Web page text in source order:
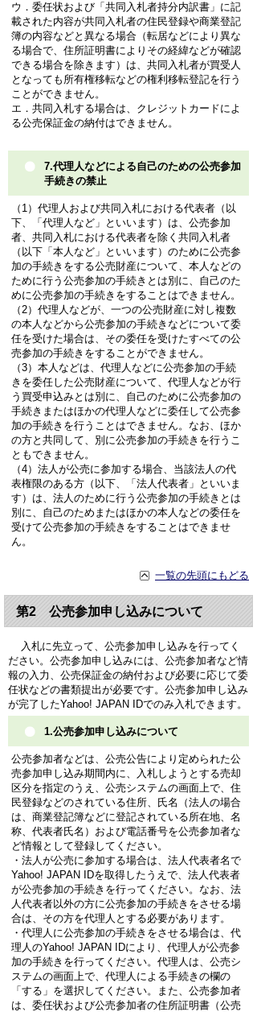
ウ．委任状および「共同入札者持分内訳書」に記
載された内容が共同入札者の住民登録や商業登記
簿の内容などと異なる場合（転居などにより異な
る場合で、住所証明書によりその経緯などが確認
できる場合を除きます）は、共同入札者が買受人
となっても所有権移転などの権利移転登記を行う
ことができません。
エ．共同入札する場合は、クレジットカードによ
る公売保証金の納付はできません。
7.代理人などによる自己のための公売参加
手続きの禁止
（1）代理人および共同入札における代表者（以
下、「代理人など」といいます）は、公売参加
者、共同入札における代表者を除く共同入札者
（以下「本人など」といいます）のために公売参
加の手続きをする公売財産について、本人などの
ために行う公売参加の手続きとは別に、自己のた
めに公売参加の手続きをすることはできません。
（2）代理人などが、一つの公売財産に対し複数
の本人などから公売参加の手続きなどについて委
任を受けた場合は、その委任を受けたすべての公
売参加の手続きをすることができません。
（3）本人などは、代理人などに公売参加の手続
きを委任した公売財産について、代理人などが行
う買受申込みとは別に、自己のために公売参加の
手続きまたはほかの代理人などに委任して公売参
加の手続きを行うことはできません。なお、ほか
の方と共同して、別に公売参加の手続きを行うこ
ともできません。
（4）法人が公売に参加する場合、当該法人の代
表権限のある方（以下、「法人代表者」といいま
す）は、法人のために行う公売参加の手続きとは
別に、自己のためまたはほかの本人などの委任を
受けて公売参加の手続きをすることはできませ
ん。
一覧の先頭にもどる
第2 公売参加申し込みについて
入札に先立って、公売参加申し込みを行ってく
ださい。公売参加申し込みには、公売参加者など情
報の入力、公売保証金の納付および必要に応じて委
任状などの書類提出が必要です。公売参加申し込み
が完了したYahoo! JAPAN IDでのみ入札できます。
1.公売参加申し込みについて
公売参加者などは、公売公告により定められた公
売参加申し込み期間内に、入札しようとする売却
区分を指定のうえ、公売システムの画面上で、住
民登録などのされている住所、氏名（法人の場合
は、商業登記簿などに登記されている所在地、名
称、代表者氏名）および電話番号を公売参加者な
ど情報として登録してください。
・法人が公売に参加する場合は、法人代表者名で
Yahoo! JAPAN IDを取得したうえで、法人代表者
が公売参加の手続きを行ってください。なお、法
人代表者以外の方に公売参加の手続きをさせる場
合は、その方を代理人とする必要があります。
・代理人に公売参加の手続きをさせる場合は、代
理人のYahoo! JAPAN IDにより、代理人が公売参
加の手続きを行ってください。代理人は、公売シ
ステムの画面上で、代理人による手続きの欄の
「する」を選択してください。また、公売参加者
は、委任状および公売参加者の住所証明書（公売